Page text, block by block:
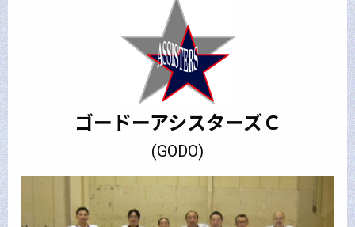
ゴードーアシスターズＣ
(GODO)